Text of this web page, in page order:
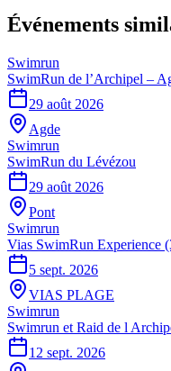
Événements
Swimrun
SwimRun de l’Archipel –
29 août 2026
Agde
Swimrun
SwimRun du Lévézou
29 août 2026
Pont
Swimrun
Vias SwimRun Experience
5 sept. 2026
VIAS PLAGE
Swimrun
Swimrun et Raid de l
12 sept. 2026